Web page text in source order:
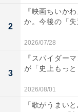
「二代目みやべ
を迎えた葵はメ
で合コンに参加
る葵に、追って
す。葵は男を蔑
を殴られます。
は、怒った男に
2
『映画ちいか
か。今後の「
2026/07/28
3
『スパイダー
が「史上もっ
2026/08/01
「歌がうまい